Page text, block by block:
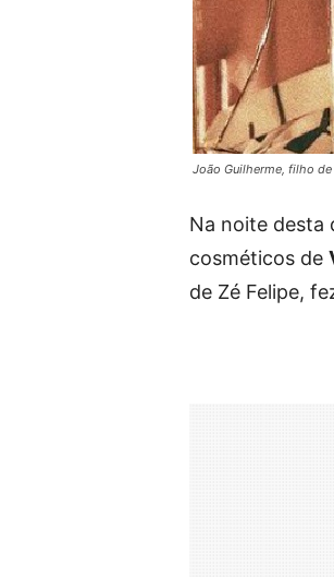
João Guilherme, filho
Na noite desta
cosméticos de
de Zé Felipe,